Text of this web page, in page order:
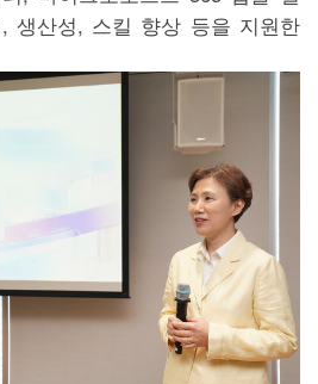
생산성, 스킬 향상 등을 지원한